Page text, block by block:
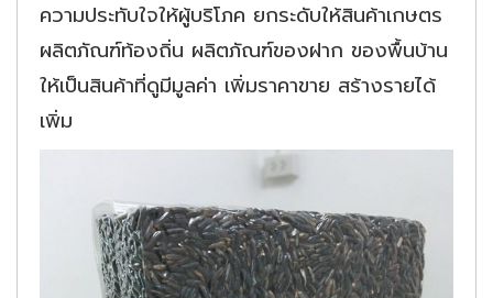
ความประทับใจให้ผู้บริโภค ยกระดับให้สินค้าเกษตร
ผลิตภัณฑ์ท้องถิ่น ผลิตภัณฑ์ของฝาก ของพื้นบ้าน
ให้เป็นสินค้าที่ดูมีมูลค่า เพิ่มราคาขาย สร้างรายได้
เพิ่ม